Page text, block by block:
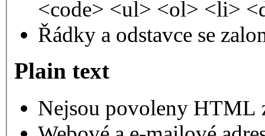
<code> <ul> <ol> <li>
Řádky a odstavce se
Plain text
Nejsou povoleny HTML